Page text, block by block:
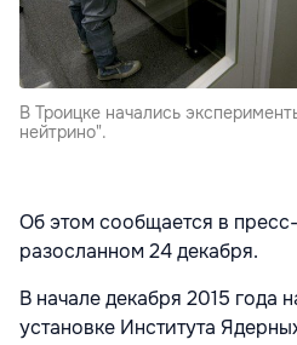
В Троицке начались
нейтрино".
Об этом сообщается в
разосланном 24 декабря.
В начале декабря 2015 года
установке Института